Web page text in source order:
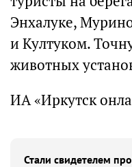
Энхалуке,
и Култуком.
животных
ИА «Иркутск
Стали свидетелем